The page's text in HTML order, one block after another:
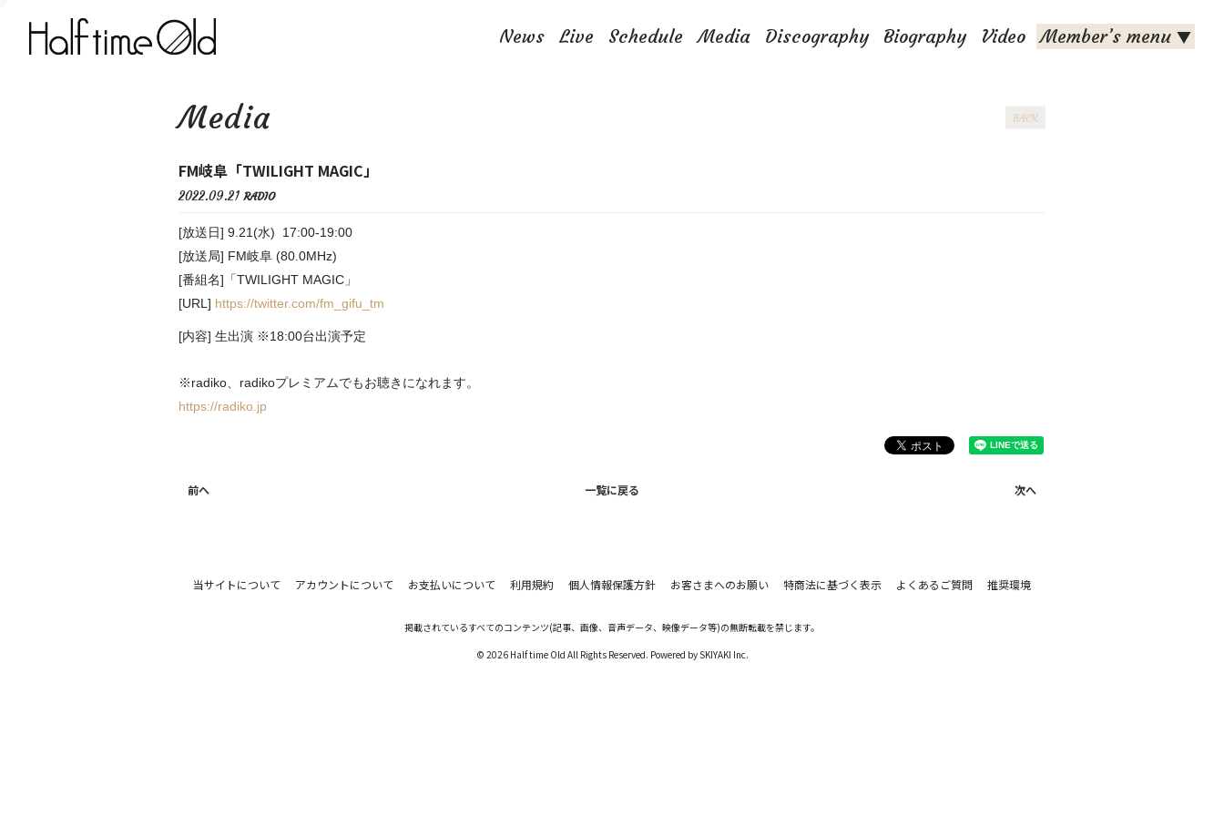
News Live Schedule Media Discography Biography Video Member’s menu ▼
Media BACK
FM岐阜「TWILIGHT MAGIC」
2022.09.21 RADIO
[放送日] 9.21(水) 17:00-19:00
[放送局] FM岐阜 (80.0MHz)
[番組名]「TWILIGHT MAGIC」
[URL] https://twitter.com/fm_gifu_tm
[内容] 生出演 ※18:00台出演予定
※radiko、radikoプレミアムでもお聴きになれます。
https://radiko.jp
前へ 一覧に戻る 次へ
当サイトについて アカウントについて お支払いについて 利用規約 個人情報保護方針 お客さまへのお願い 特商法に基づく表示 よくあるご質問 推奨環境
掲載されているすべてのコンテンツ(記事、画像、音声データ、映像データ等)の無断転載を禁じます。
© 2026 Half time Old All Rights Reserved. Powered by SKIYAKI Inc.